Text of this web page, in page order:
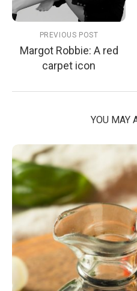
PREVIOUS POST
Margot Robbie: A red
carpet icon
YOU MAY